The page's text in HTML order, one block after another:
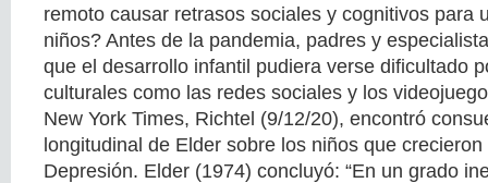
remoto causar retrasos sociales y cognitivos para
niños? Antes de la pandemia, padres y
que el desarrollo infantil pudiera verse dificultado
culturales como las redes sociales y los
New York Times, Richtel (9/12/20), encontró
longitudinal de Elder sobre los niños que
Depresión. Elder (1974) concluyó: “En un grado